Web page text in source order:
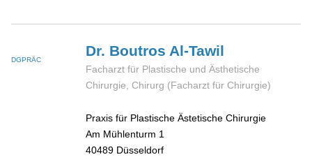
DGPRÄC
Dr. Boutros Al-Tawil
Facharzt für Plastische und Ästhetische
Chirurgie, Chirurg (Facharzt für Chirurgie)
Praxis für Plastische Ästetische Chirurgie
Am Mühlenturm 1
40489 Düsseldorf